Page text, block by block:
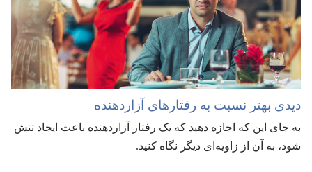
دیدی بهتر نسبت به رفتارهای آزاردهنده
به جای این که اجازه دهید که یک رفتار آزاردهنده باعث ایجاد تنش
شود،‏ به آن از زاویه‌ای دیگر نگاه کنید.‏